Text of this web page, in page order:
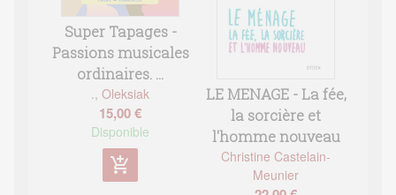
Super Tapages -
Passions musicales
ordinaires. ...
., Oleksiak
15,00 €
Disponible
add_shopping_cart
LE MENAGE - La fée,
la sorcière et
l'homme nouveau
Christine Castelain-
Meunier